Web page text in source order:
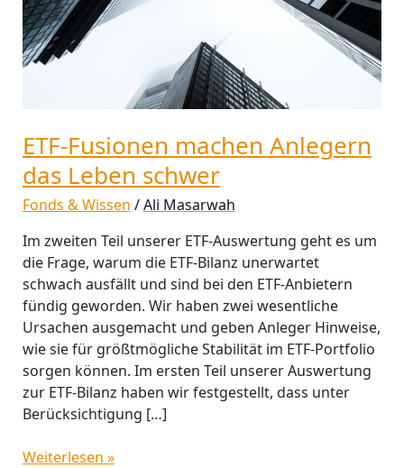
ETF-Fusionen machen Anlegern
das Leben schwer
Fonds & Wissen /Ali Masarwah
Im zweiten Teil unserer ETF-Auswertung geht es um
die Frage, warum die ETF-Bilanz unerwartet
schwach ausfällt und sind bei den ETF-Anbietern
fündig geworden. Wir haben zwei wesentliche
Ursachen ausgemacht und geben Anleger Hinweise,
wie sie für größtmögliche Stabilität im ETF-Portfolio
sorgen können. Im ersten Teil unserer Auswertung
zur ETF-Bilanz haben wir festgestellt, dass unter
Berücksichtigung […]
schwer
Weiterlesen »